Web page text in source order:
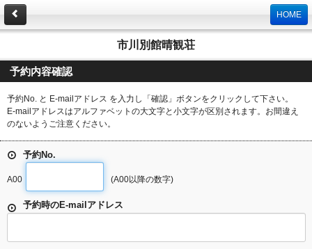
HOME
市川別館晴観荘
予約内容確認
予約No. と E-mailアドレス を入力し「確認」ボタンをクリックして下さい。
E-mailアドレスはアルファベットの大文字と小文字が区別されます。お間違え
のないようご注意ください。
予約No.
A00 (A00以降の数字)
予約時のE-mailアドレス